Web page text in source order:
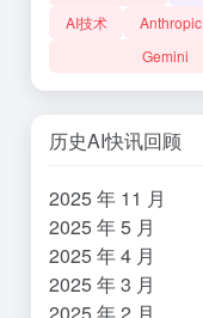
AI技术
Anthropic
Gemini
历史AI快讯回顾
2025 年 11 月
2025 年 5 月
2025 年 4 月
2025 年 3 月
2025 年 2 月